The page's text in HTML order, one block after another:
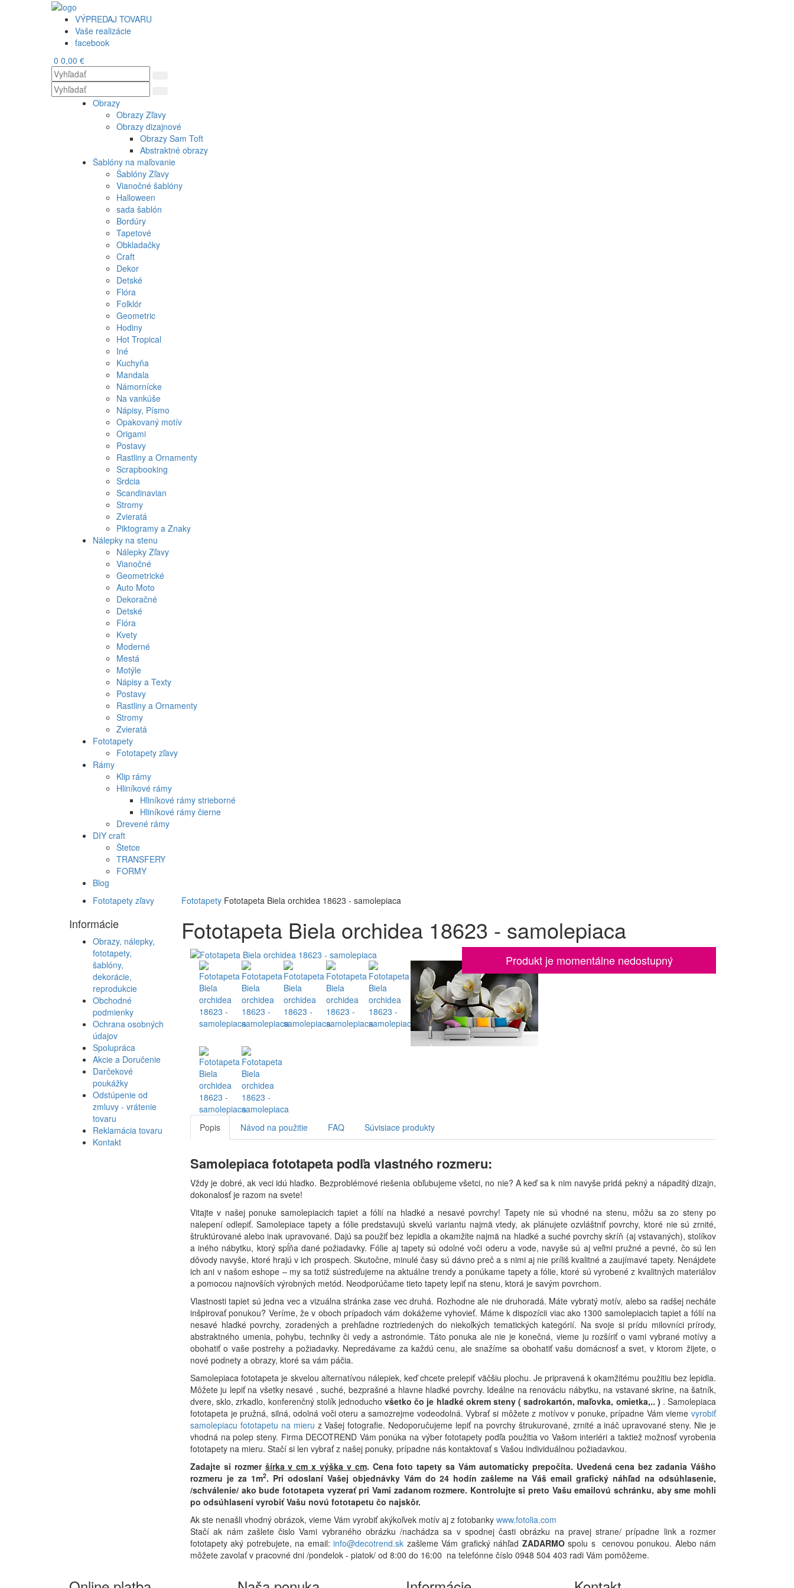
VÝPREDAJ TOVARU
Vaše realizácie
facebook
0 0,00 €
Obrazy
Obrazy Zľavy
Obrazy dizajnové
Obrazy Sam Toft
Abstraktné obrazy
Šablóny na maľovanie
Šablóny Zľavy
Vianočné šablóny
Halloween
sada šablón
Bordúry
Tapetové
Obkladačky
Craft
Dekor
Detské
Flóra
Folklór
Geometric
Hodiny
Hot Tropical
Iné
Kuchyňa
Mandala
Námornícke
Na vankúše
Nápisy, Písmo
Opakovaný motív
Origami
Postavy
Rastliny a Ornamenty
Scrapbooking
Srdcia
Scandinavian
Stromy
Zvieratá
Piktogramy a Znaky
Nálepky na stenu
Nálepky Zľavy
Vianočné
Geometrické
Auto Moto
Dekoračné
Detské
Flóra
Kvety
Moderné
Mestá
Motýle
Nápisy a Texty
Postavy
Rastliny a Ornamenty
Stromy
Zvieratá
Fototapety
Fototapety zľavy
Rámy
Klip rámy
Hliníkové rámy
Hliníkové rámy strieborné
Hliníkové rámy čierne
Drevené rámy
DIY craft
Štetce
TRANSFERY
FORMY
Blog
Fototapety zľavy
Informácie
Obrazy, nálepky,
fototapety,
šablóny,
dekorácie,
reprodukcie
Obchodné
podmienky
Ochrana osobných
údajov
Spolupráca
Akcie a Doručenie
Darčekové
poukážky
Odstúpenie od
zmluvy - vrátenie
tovaru
Reklamácia tovaru
Kontakt
Fototapety Fototapeta Biela orchidea 18623 - samolepiaca
Fototapeta Biela orchidea 18623 - samolepiaca
Produkt je momentálne nedostupný
Popis Návod na použitie FAQ Súvisiace produkty
Samolepiaca fototapeta podľa vlastného rozmeru:
Vždy je dobré, ak veci idú hladko. Bezproblémové riešenia obľubujeme všetci, no nie? A keď sa k nim navyše pridá pekný a nápaditý dizajn,
dokonalosť je razom na svete!
Vitajte v našej ponuke samolepiacich tapiet a fólií na hladké a nesavé povrchy! Tapety nie sú vhodné na stenu, môžu sa zo steny po
nalepení odlepiť. Samolepiace tapety a fólie predstavujú skvelú variantu najmä vtedy, ak plánujete ozvláštniť povrchy, ktoré nie sú zrnité,
štruktúrované alebo inak upravované. Dajú sa použiť bez lepidla a okamžite najmä na hladké a suché povrchy skríň (aj vstavaných), stolíkov
a iného nábytku, ktorý spĺňa dané požiadavky. Fólie aj tapety sú odolné voči oderu a vode, navyše sú aj veľmi pružné a pevné, čo sú len
dôvody navyše, ktoré hrajú v ich prospech. Skutočne, minulé časy sú dávno preč a s nimi aj nie príliš kvalitné a zaujímavé tapety. Nenájdete
ich ani v našom eshope – my sa totiž sústreďujeme na aktuálne trendy a ponúkame tapety a fólie, ktoré sú vyrobené z kvalitných materiálov
a pomocou najnovších výrobných metód. Neodporúčame tieto tapety lepiť na stenu, ktorá je savým povrchom.
Vlastnosti tapiet sú jedna vec a vizuálna stránka zase vec druhá. Rozhodne ale nie druhoradá. Máte vybratý motív, alebo sa radšej necháte
inšpirovať ponukou? Veríme, že v oboch prípadoch vám dokážeme vyhovieť. Máme k dispozícii viac ako 1300 samolepiacich tapiet a fólií na
nesavé hladké povrchy, zoradených a prehľadne roztriedených do niekoľkých tematických kategórií. Na svoje si prídu milovníci prírody,
abstraktného umenia, pohybu, techniky či vedy a astronómie. Táto ponuka ale nie je konečná, vieme ju rozšíriť o vami vybrané motívy a
obohatiť o vaše postrehy a požiadavky. Nepredávame za každú cenu, ale snažíme sa obohatiť vašu domácnosť a svet, v ktorom žijete, o
nové podnety a obrazy, ktoré sa vám páčia.
Samolepiaca fototapeta je skvelou alternatívou nálepiek, keď chcete prelepiť väčšiu plochu. Je pripravená k okamžitému použitiu bez lepidla.
Môžete ju lepiť na všetky nesavé , suché, bezprašné a hlavne hladké povrchy. Ideálne na renováciu nábytku, na vstavané skrine, na šatník,
dvere, sklo, zrkadlo, konferenčný stolík jednoducho všetko čo je hladké okrem steny ( sadrokartón, maľovka, omietka,.. ) . Samolepiaca
fototapeta je pružná, silná, odolná voči oteru a samozrejme vodeodolná. Vybrať si môžete z motívov v ponuke, prípadne Vám vieme vyrobiť
samolepiacu fototapetu na mieru z Vašej fotografie. Nedoporučujeme lepiť na povrchy štrukurované, zrnité a ináč upravované steny. Nie je
vhodná na polep steny. Firma DECOTREND Vám ponúka na výber fototapety podľa použitia vo Vašom interiéri a taktiež možnosť vyrobenia
fototapety na mieru. Stačí si len vybrať z našej ponuky, prípadne nás kontaktovať s Vašou individuálnou požiadavkou.
Zadajte si rozmer šírka v cm x výška v cm. Cena foto tapety sa Vám automaticky prepočíta. Uvedená cena bez zadania Vášho
rozmeru je za 1m2. Pri odoslaní Vašej objednávky Vám do 24 hodín zašleme na Váš email grafický náhľad na odsúhlasenie,
/schválenie/ ako bude fototapeta vyzerať pri Vami zadanom rozmere. Kontrolujte si preto Vašu emailovú schránku, aby sme mohli
po odsúhlasení vyrobiť Vašu novú fototapetu čo najskôr.
Ak ste nenašli vhodný obrázok, vieme Vám vyrobiť akýkoľvek motív aj z fotobanky www.fotolia.com
Stačí ak nám zašlete čislo Vami vybraného obrázku /nachádza sa v spodnej časti obrázku na pravej strane/ prípadne link a rozmer
fototapety aký potrebujete, na email:info@decotrend.sk zašleme Vám grafický náhľad ZADARMOspolu s cenovou ponukou. Alebo nám
môžete zavolať v pracovné dni /pondelok - piatok/ od 8:00 do 16:00 na telefónne číslo 0948 504 403 radi Vám pomôžeme.